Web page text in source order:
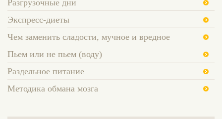
Разгрузочные дни
Экспресс-диеты
Чем заменить сладости, мучное и вредное
Пьем или не пьем (воду)
Раздельное питание
Методика обмана мозга